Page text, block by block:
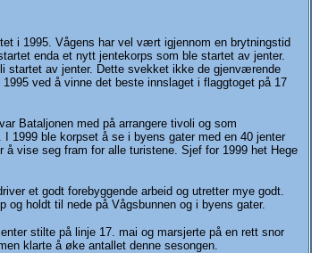
i 1995. Vågens har vel vært igjennom en brytningstid
enda et nytt jentekorps som ble startet av jenter.
startet av jenter. Dette svekket ikke de gjenværende
ved å vinne det beste innslaget i flaggtoget på 17
Bataljonen med på arrangere tivoli og som
1999 ble korpset å se i byens gater med en 40 jenter
vise seg fram for alle turistene. Sjef for 1999 het Hege
et godt forebyggende arbeid og utretter mye godt.
holdt til nede på Vågsbunnen og i byens gater.
stilte på linje 17. mai og marsjerte på en rett snor
klarte å øke antallet denne sesongen.